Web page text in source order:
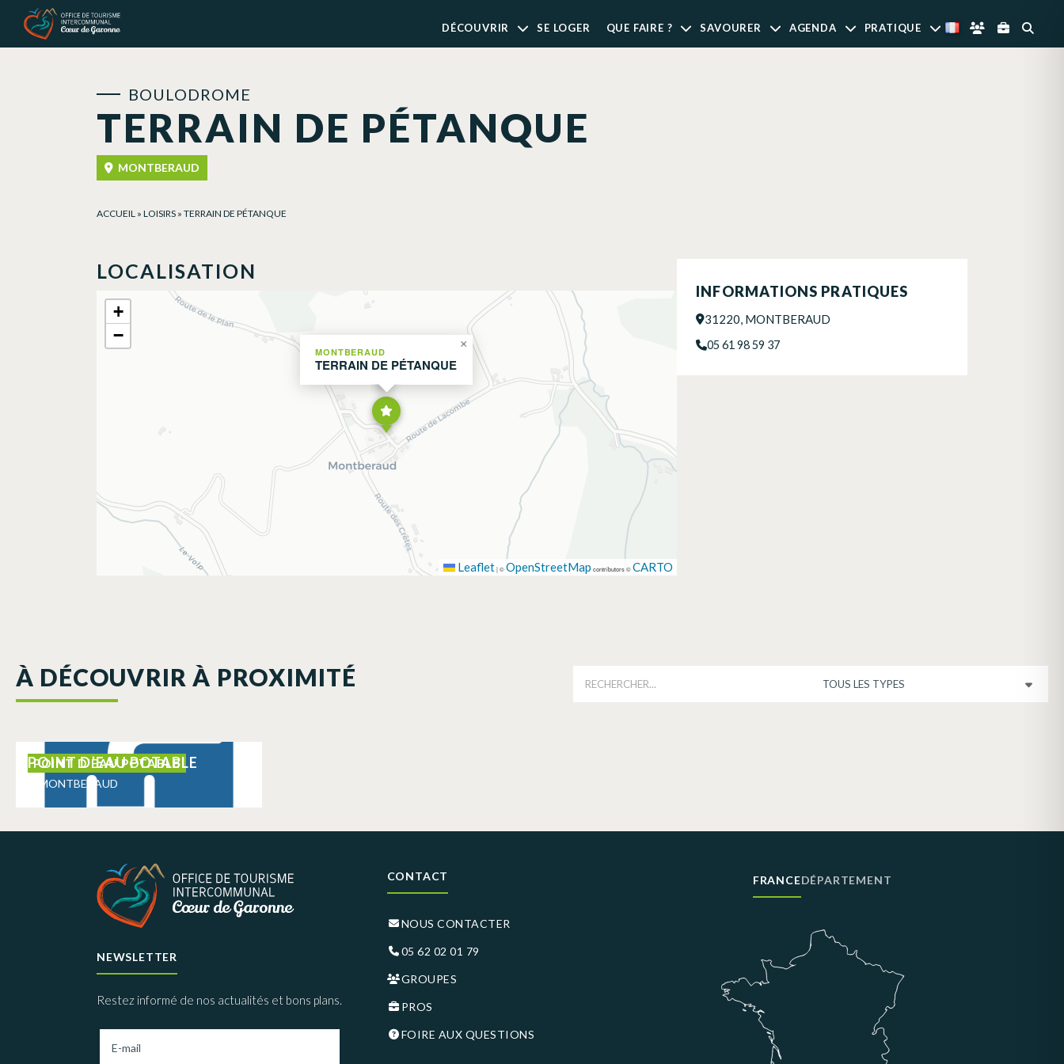
DÉCOUVRIR SE LOGER QUE FAIRE ? SAVOURER AGENDA PRATIQUE
TERRAIN DE PÉTANQUE
BOULODROME
MONTBERAUD
ACCUEIL » LOISIRS » TERRAIN DE PÉTANQUE
LOCALISATION
MONTBERAUD
TERRAIN DE PÉTANQUE
×
+
−
Leaflet |©OpenStreetMap contributors ©CARTO
INFORMATIONS PRATIQUES
31220, MONTBERAUD
05 61 98 59 37
À DÉCOUVRIR À PROXIMITÉ
POINT D'EAU POTABLE
POINT D’EAU POTABLE
MONTBERAUD
NEWSLETTER
Restez informé de nos actualités et bons plans.
CONTACT
NOUS CONTACTER
05 62 02 01 79
GROUPES
PROS
FOIRE AUX QUESTIONS
FRANCEDÉPARTEMENT
Panneau de gestion des cookies